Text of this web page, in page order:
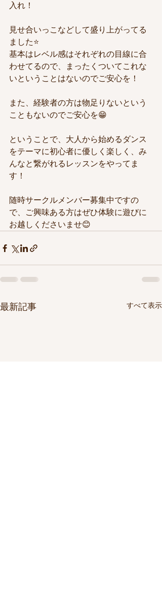
入れ！
見せ合いっこなどして盛り上がってる
ました⭐️
基本はレベル感はそれぞれの目線に合
わせてるので、まったくついてこれな
いということはないのでご安心を！
また、経験者の方は物足りないという
こともないのでご安心を😁
ということで、大人から始めるダンス
をテーマに初心者に優しく楽しく、み
んなと繋がれるレッスンをやってま
す！
随時サークルメンバー募集中ですの
で、ご興味ある方はぜひ体験に遊びに
お越しくださいませ😊
最新記事 すべて表示